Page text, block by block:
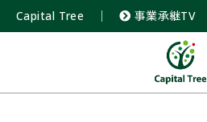
Capital Tree ｜ 事業承継TV